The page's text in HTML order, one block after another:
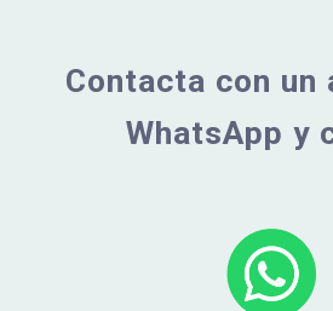
Contacta con un
WhatsApp y